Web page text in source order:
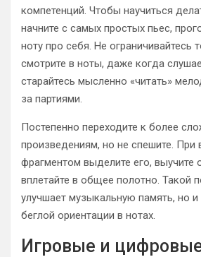
компетенций. Чтобы научиться
начните с самых простых пьес,
ноту про себя. Не ограничивайтесь
смотрите в ноты, даже когда
старайтесь мысленно «читать»
за партиями.
Постепенно переходите к более
произведениям, но не спешите. При
фрагментом выделите его, выучите
вплетайте в общее полотно. Такой
улучшает музыкальную память, но
беглой ориентации в нотах.
Игровые и